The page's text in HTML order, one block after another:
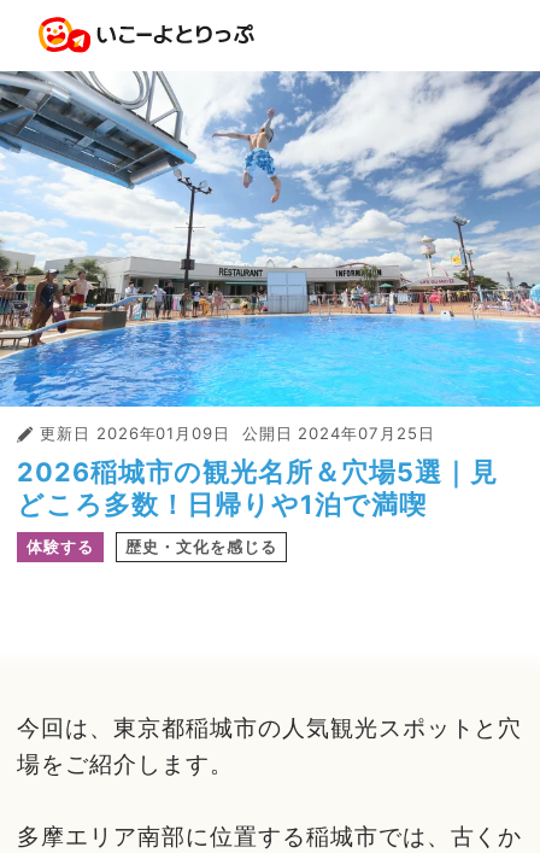
更新日 2026年01月09日 公開日 2024年07月25日
2026稲城市の観光名所＆穴場5選｜見
どころ多数！日帰りや1泊で満喫
体験する 歴史・文化を感じる
今回は、東京都稲城市の人気観光スポットと穴
場をご紹介します。
多摩エリア南部に位置する稲城市では、古くか